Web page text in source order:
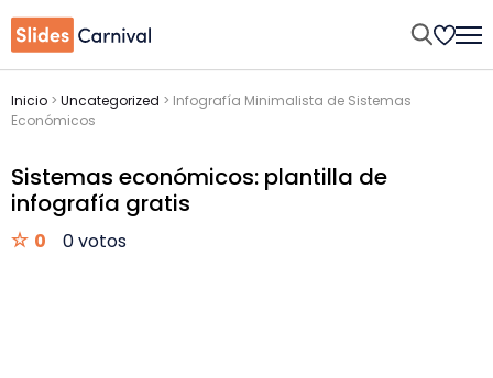
Inicio > Uncategorized > Infografía Minimalista de Sistemas
Económicos
Sistemas económicos: plantilla de
infografía gratis
0 0 votos